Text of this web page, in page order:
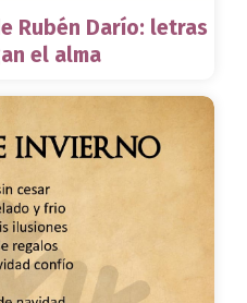
Rubén Darío: letras
el alma